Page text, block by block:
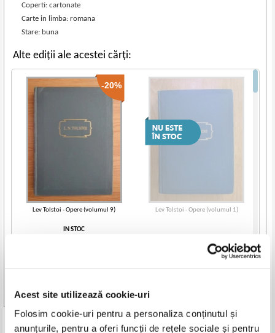
Acest site utilizează cookie-uri
Folosim cookie-uri pentru a personaliza conținutul și
anunțurile, pentru a oferi funcții de rețele sociale și pentru
Coperti: cartonate
Carte in limba: romana
Stare: buna
Alte ediții ale acestei cărți:
-20%
Lev Tolstoi - Opere (volumul 9)
IN STOC
Lev Tolstoi - Opere (volumul 1)
Vezi toate edițiile »
Produse din aceeasi categorie